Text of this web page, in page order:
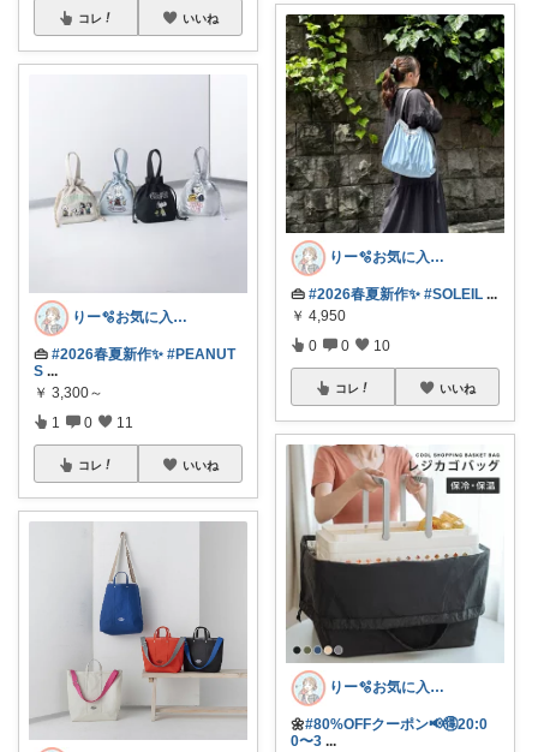
コレ いいね
りー🫧お気に入りのある暮らし🧺
👜 #2026春夏新作✨ #PEANUT
S ...
￥ 3,300～
1 0 11
コレ いいね
りー🫧お気に入りのある暮らし🧺
👜 #2026春夏新作✨ #SOLEIL ...
￥ 4,950
0 0 10
コレ いいね
りー🫧お気に入りのある暮らし🧺
🌼#80%OFFクーポン📢🉐20:0
0〜3 ...